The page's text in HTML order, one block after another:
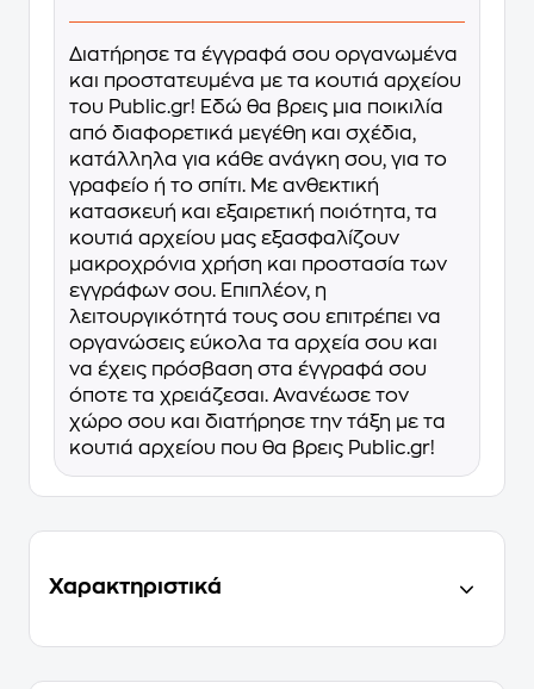
Διατήρησε τα έγγραφά σου οργανωμένα
και προστατευμένα με τα κουτιά αρχείου
του Public.gr! Εδώ θα βρεις μια ποικιλία
από διαφορετικά μεγέθη και σχέδια,
κατάλληλα για κάθε ανάγκη σου, για το
γραφείο ή το σπίτι. Με ανθεκτική
κατασκευή και εξαιρετική ποιότητα, τα
κουτιά αρχείου μας εξασφαλίζουν
μακροχρόνια χρήση και προστασία των
εγγράφων σου. Επιπλέον, η
λειτουργικότητά τους σου επιτρέπει να
οργανώσεις εύκολα τα αρχεία σου και
να έχεις πρόσβαση στα έγγραφά σου
όποτε τα χρειάζεσαι. Ανανέωσε τον
χώρο σου και διατήρησε την τάξη με τα
κουτιά αρχείου που θα βρεις Public.gr!
Χαρακτηριστικά